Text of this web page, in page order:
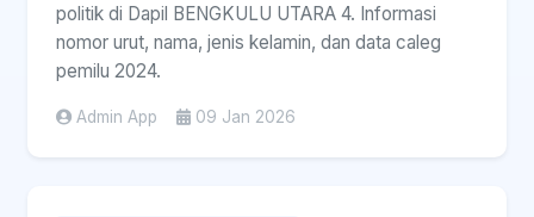
politik di Dapil BENGKULU UTARA 4. Informasi
nomor urut, nama, jenis kelamin, dan data caleg
pemilu 2024.
Admin App 09 Jan 2026